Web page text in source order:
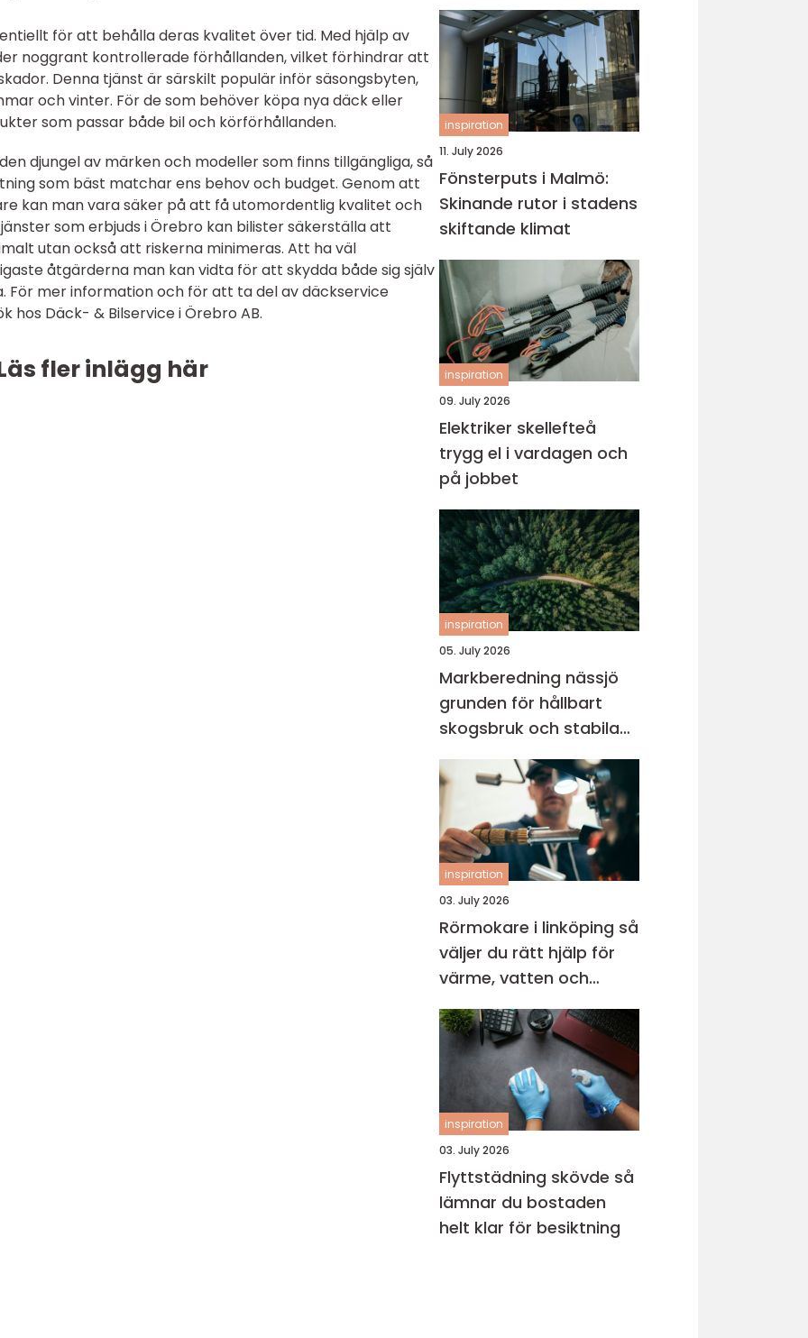
för att behålla deras kvalitet över tid. Med hjälp av
noggrant kontrollerade förhållanden, vilket förhindrar att
Denna tjänst är särskilt populär inför säsongsbyten,
och vinter. För de som behöver köpa nya däck eller
som passar både bil och körförhållanden.
djungel av märken och modeller som finns tillgängliga, så
som bäst matchar ens behov och budget. Genom att
kan man vara säker på att få utomordentlig kvalitet och
som erbjuds i Örebro kan bilister säkerställa att
utan också att riskerna minimeras. Att ha väl
åtgärderna man kan vidta för att skydda både sig själv
För mer information och för att ta del av däckservice
Däck- & Bilservice i Örebro AB.
fler inlägg här
inspiration
11. July 2026
Fönsterputs i Malmö:
Skinande rutor i stadens
skiftande klimat
inspiration
09. July 2026
Elektriker skellefteå
trygg el i vardagen och
på jobbet
inspiration
05. July 2026
Markberedning nässjö
grunden för hållbart
skogsbruk och stabila
markprojekt
inspiration
03. July 2026
Rörmokare i linköping så
väljer du rätt hjälp för
värme, vatten och
avlopp
inspiration
03. July 2026
Flyttstädning skövde så
lämnar du bostaden
helt klar för besiktning